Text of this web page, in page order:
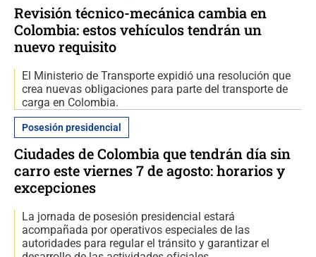
Revisión técnico-mecánica cambia en
Colombia: estos vehículos tendrán un
nuevo requisito
El Ministerio de Transporte expidió una resolución que
crea nuevas obligaciones para parte del transporte de
carga en Colombia.
Posesión presidencial
Ciudades de Colombia que tendrán día sin
carro este viernes 7 de agosto: horarios y
excepciones
La jornada de posesión presidencial estará
acompañada por operativos especiales de las
autoridades para regular el tránsito y garantizar el